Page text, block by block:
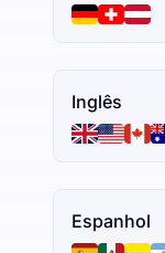
Inglês
Espanhol